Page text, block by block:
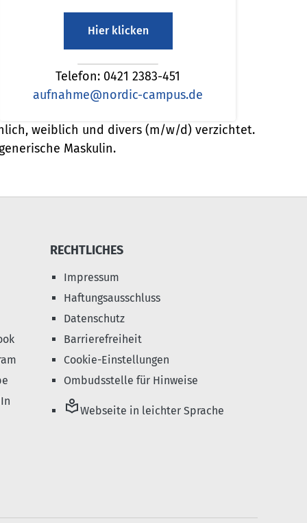
Hier klicken
Telefon: 0421 2383-451
aufnahme@nordic-campus.de
weiblich und divers (m/w/d) verzichtet.
Maskulin.
RECHTLICHES
Impressum
Haftungsausschluss
Datenschutz
Barrierefreiheit
Cookie-Einstellungen
Ombudsstelle für Hinweise
local_libraryWebseite in leichter Sprache